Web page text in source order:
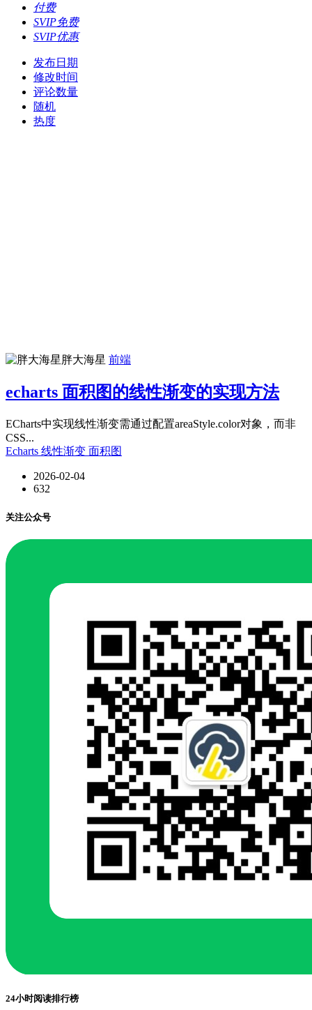
付费
SVIP免费
SVIP优惠
发布日期
修改时间
评论数量
随机
热度
胖大海星 前端
echarts 面积图的线性渐变的实现方法
ECharts中实现线性渐变需通过配置areaStyle.color对象，而非
CSS...
Echarts 线性渐变 面积图
2026-02-04
632
关注公众号
24小时阅读排行榜